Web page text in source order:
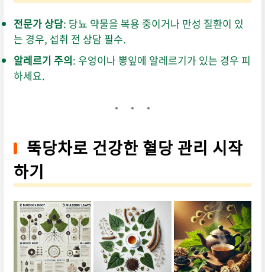
전문가 상담: 당뇨 약물을 복용 중이거나 만성 질환이 있
는 경우, 섭취 전 상담 필수.
알레르기 주의: 우엉이나 뽕잎에 알레르기가 있는 경우 피
하세요.
뚝당차로 건강한 혈당 관리 시작
하기